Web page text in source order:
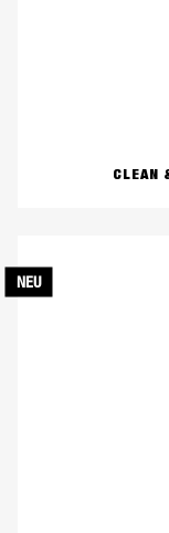
CLEAN
NEU